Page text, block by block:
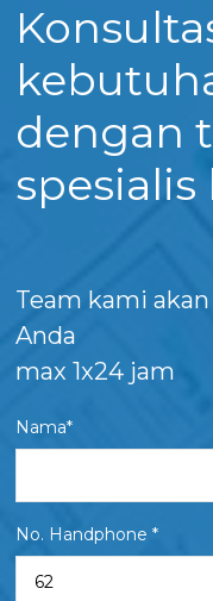
dengan
spesialis
Team kami
Anda
max 1x24 jam
Nama*
No. Handphone *